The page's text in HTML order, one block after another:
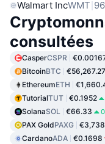
Walmart IncWMT
consultées
CasperCSPR
BitcoinBTC €56,267.27
EthereumETH
TutorialTUT €0.1952
SolanaSOL €66.33
PAX GoldPAXG
CardanoADA €0.1698